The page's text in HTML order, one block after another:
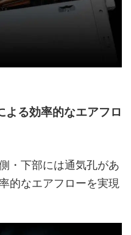
よる効率的なエアフロ
・下部には通気孔があ
的なエアフローを実現